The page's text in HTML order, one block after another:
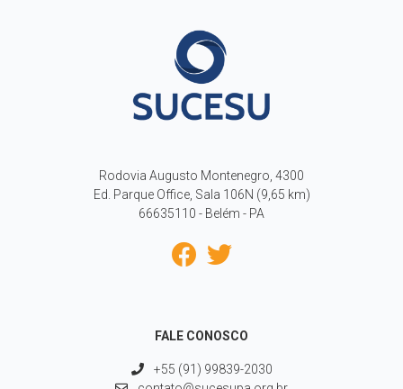
Rodovia Augusto Montenegro, 4300
Ed. Parque Office, Sala 106N (9,65 km)
66635110 - Belém - PA
FALE CONOSCO
+55 (91) 99839-2030